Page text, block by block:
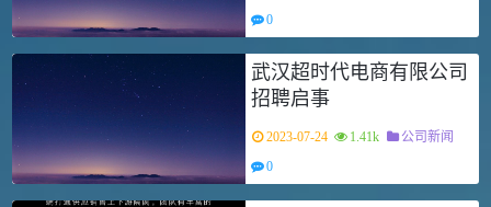
0
武汉超时代电商有限公司
招聘启事
2023-07-24 1.41k
公司新闻
0